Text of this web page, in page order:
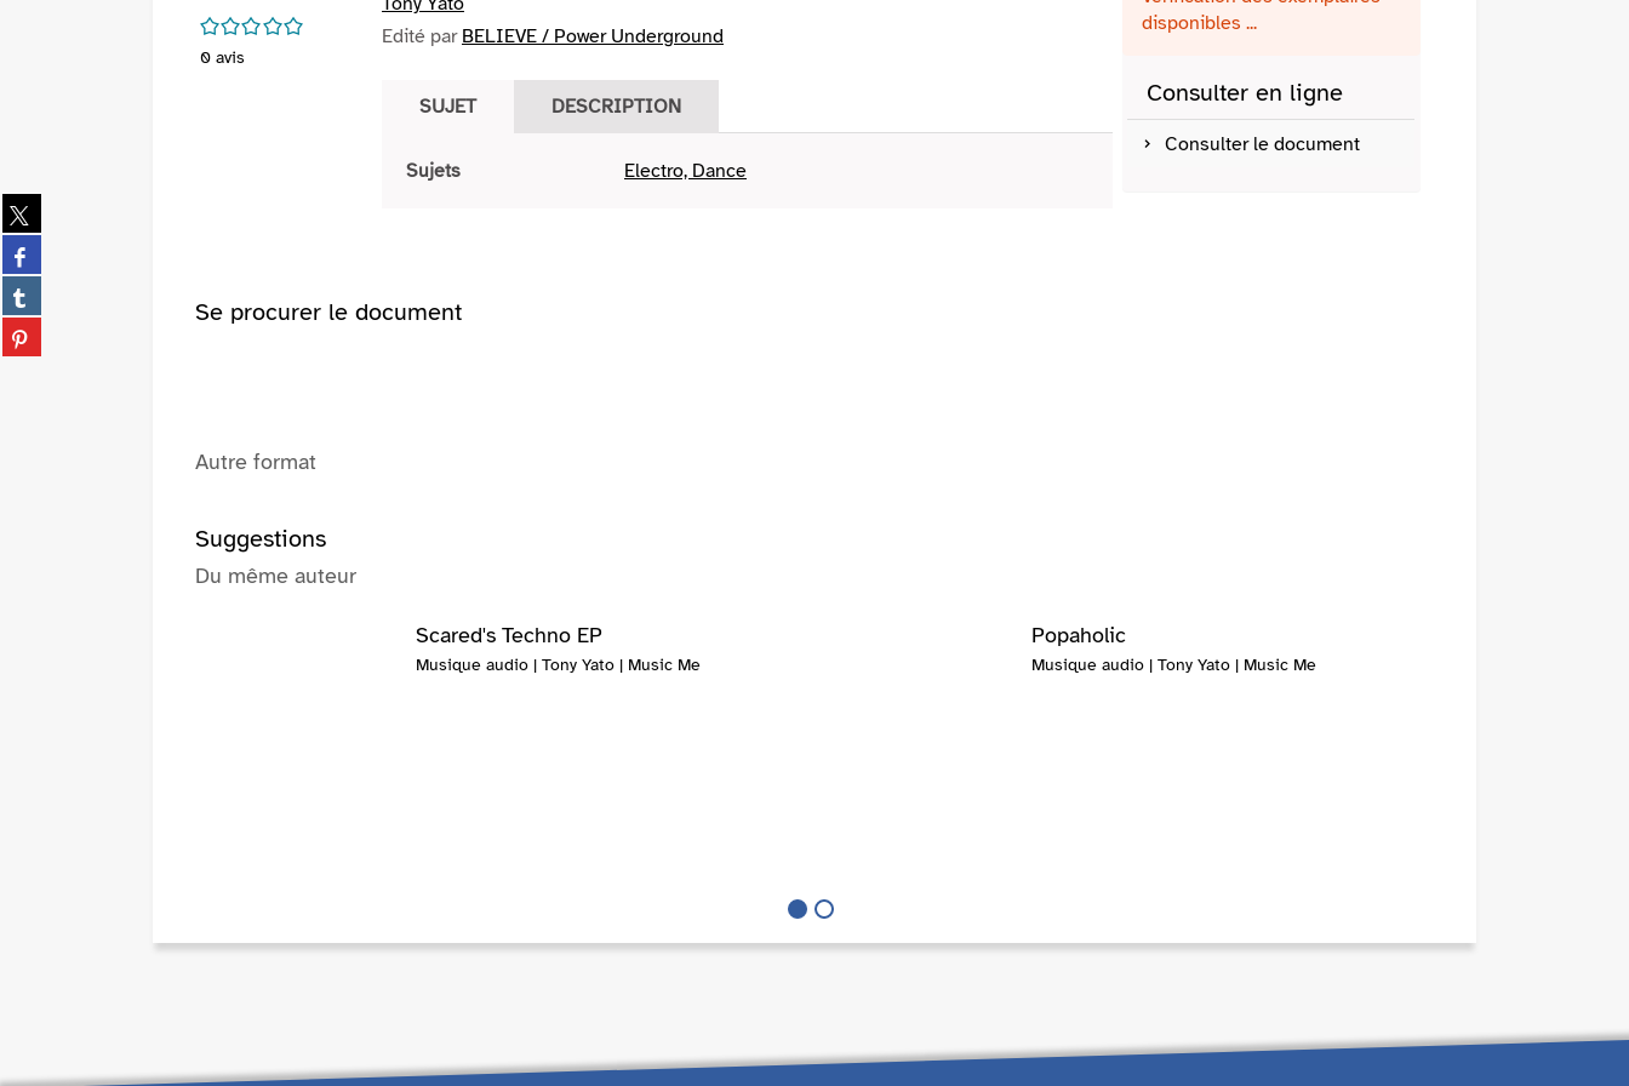
Partager
sur
twitter
(Nouvelle
fenêtre)
Partager
sur
facebook
(Nouvelle
fenêtre)
Partager
sur
tumblr
Partager
sur
/5
0 avis
Edité par BELIEVE / Power Underground
SUJET DESCRIPTION
Sujets Electro, Dance
disponibles ...
Consulter en ligne
Consulter le document
Se procurer le document
Autre format
Suggestions
Du même auteur
Scared's Techno EP
Musique audio | Tony Yato | Music Me
Popaholic
Musique audio | Tony Yato | Music Me